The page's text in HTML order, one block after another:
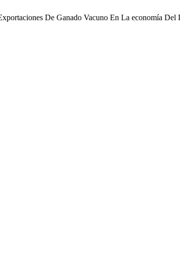
De Ganado Vacuno En La economía